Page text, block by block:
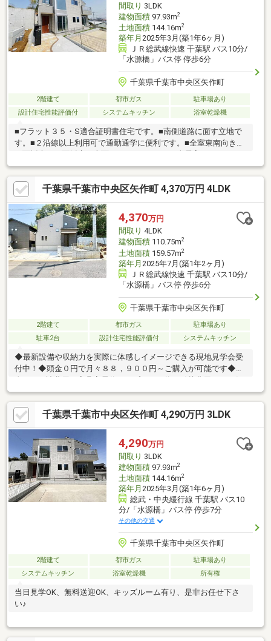
間取り 3LDK
建物面積97.93m2
土地面積144.16m2
築年月 2025年3月(築1年6ヶ月)
ＪＲ総武線快速 千葉駅 バス10分/
「水源橋」バス停 停歩6分
千葉県千葉市中央区矢作町
2階建て 都市ガス
駐車場あり
設計住宅性能評価付
システムキッチン 浴室乾燥機
■フラット３５・S適合証明書住宅です。■南側道路に面す立地で
す。■２沿線以上利用可で通勤通学に便利です。■全室東南向き、
グ、リビング階段です。■全居室収納、シューズインクローク付
でスッキリ暮らせます。■対面式キッチンで使いやすいです。■パ
ントリー（食器・食品の収納庫）、食器洗乾燥機付で便利です。
■浴室乾燥機、浴室に窓、浴室暖房付でバスタイムを快適に過ご
せます。■宅配ボックスがあり充実した共用施設。■ＴＶモニタ付
インターホンで安心です。当社売主物件です。■LDK15畳以上。■
浴室乾燥機付です。
千葉県千葉市中央区矢作町 4,370万円 4LDK
4,370万円
間取り 4LDK
建物面積110.75m2
土地面積159.57m2
築年月 2025年7月(築1年2ヶ月)
ＪＲ総武線快速 千葉駅 バス10分/
「水源橋」バス停 停歩6分
千葉県千葉市中央区矢作町
2階建て 都市ガス
駐車場あり
駐車2台
設計住宅性能評価付 システムキッチン
◆最新設備や収納力を実際に体感しイメージできる現地見学会受
付中！◆頭金０円で月々８８，９００円～ご購入が可能です◆頭
せ下さい！◆４LDK＋駐車スペース並列２台分ございます♪◆ＪＲ
総武本線『千葉駅』までバス１０分で通勤も便利です♪◆星久喜
小学校・星久喜中学校です♪◆ランドロームまで徒歩１１分でお
買い物が便利です♪◆家族が集うLDKは１８帖ございます♪◆シュ
ーズインクローク・パントリー・カップボード・食器洗浄乾燥機
など充実の仕様♪～住宅ローンに強い！無料相談会開催中～■頭
金・諸費用がない■オートローンや他に借入がある
千葉県千葉市中央区矢作町 4,290万円 3LDK
4,290万円
間取り 3LDK
建物面積97.93m2
土地面積144.16m2
築年月 2025年3月(築1年6ヶ月)
総武・中央緩行線 千葉駅 バス10
分/「水源橋」バス停 停歩7分
その他の交通
千葉県千葉市中央区矢作町
2階建て 都市ガス
駐車場あり
システムキッチン
浴室乾燥機 所有権
当日見学OK、無料送迎OK、キッズルーム有り、是非お任せ下さ
い♪